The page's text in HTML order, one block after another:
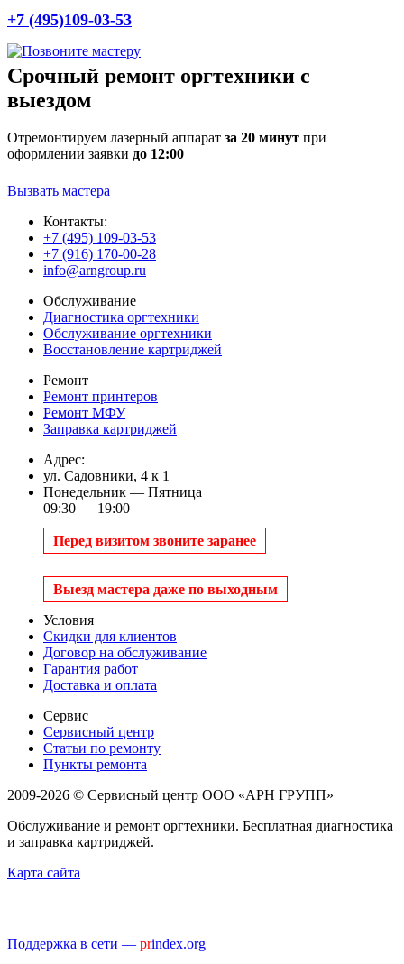
+7 (495)109-03-53
Срочный ремонт оргтехники с
выездом
Отремонтируем лазерный аппарат за 20 минут при
оформлении заявки до 12:00
Вызвать мастера
Контакты:
+7 (495) 109-03-53
+7 (916) 170-00-28
info@arngroup.ru
Обслуживание
Диагностика оргтехники
Обслуживание оргтехники
Восстановление картриджей
Ремонт
Ремонт принтеров
Ремонт МФУ
Заправка картриджей
Адрес:
ул. Садовники, 4 к 1
Понедельник — Пятница
09:30 — 19:00
Перед визитом звоните заранее
Выезд мастера даже по выходным
Условия
Скидки для клиентов
Договор на обслуживание
Гарантия работ
Доставка и оплата
Сервис
Сервисный центр
Статьи по ремонту
Пункты ремонта
2009-2026 © Сервисный центр ООО «АРН ГРУПП»
Обслуживание и ремонт оргтехники. Бесплатная диагностика
и заправка картриджей.
Карта сайта
Поддержка в сети — prindex.org